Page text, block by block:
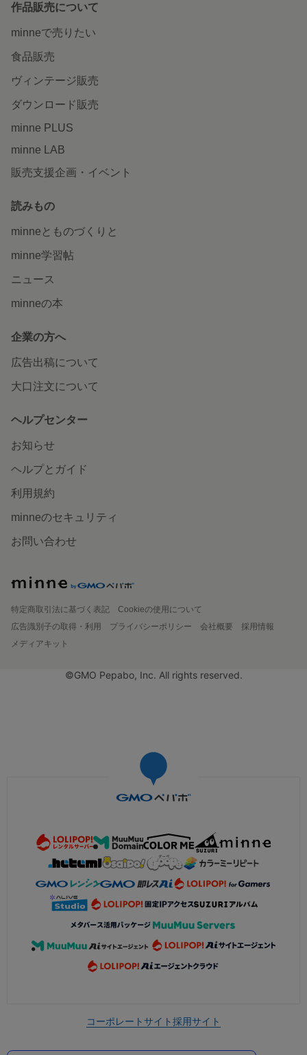
作品販売について
minneで売りたい
食品販売
ヴィンテージ販売
ダウンロード販売
minne PLUS
minne LAB
販売支援企画・イベント
読みもの
minneとものづくりと
minne学習帖
ニュース
minneの本
企業の方へ
広告出稿について
大口注文について
ヘルプセンター
お知らせ
ヘルプとガイド
利用規約
minneのセキュリティ
お問い合わせ
特定商取引法に基づく表記
Cookieの使用について
広告識別子の取得・利用
プライバシーポリシー 会社概要
採用情報
メディアキット
©GMO Pepabo, Inc. All rights reserved.
コーポレートサイト採用サイト